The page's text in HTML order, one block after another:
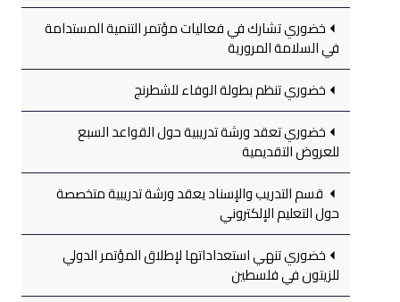
خضوري تشارك في فعاليات مؤتمر التنمية المستدامة
في السلامة المرورية
خضوري تنظم بطولة الوفاء للشطرنج
خضوري تعقد ورشة تدريبية حول القواعد السبع
للعروض التقديمية
قسم التدريب والإسناد يعقد ورشة تدريبية متخصصة
حول التعليم الإلكتروني
خضوري تنهي استعداداتها لإطلاق المؤتمر الدولي
للزيتون في فلسطين